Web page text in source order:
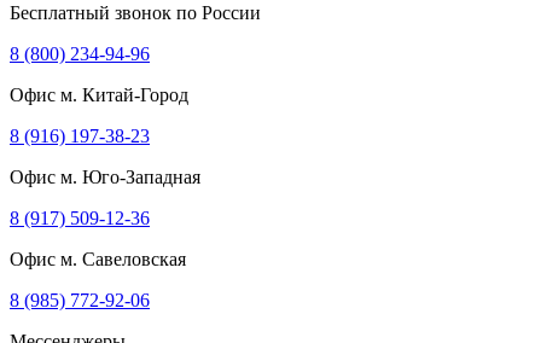
Бесплатный звонок по России
8 (800) 234-94-96
Офис м. Китай-Город
8 (916) 197-38-23
Офис м. Юго-Западная
8 (917) 509-12-36
Офис м. Савеловская
8 (985) 772-92-06